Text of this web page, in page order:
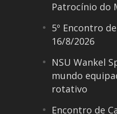
Patrocínio do
5º Encontro
16/8/2026
NSU Wankel
mundo
rotativo
Encontro de